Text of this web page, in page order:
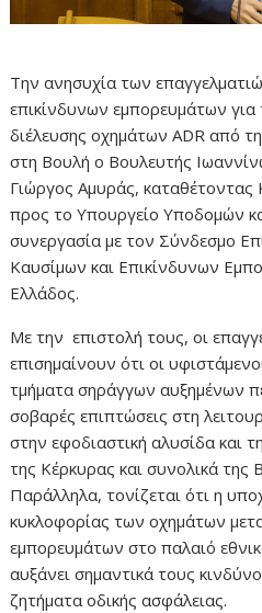
Την ανησυχία των
επικίνδυνων εμπορευμάτων για
διέλευσης οχημάτων ADR από
στη Βουλή ο Βουλευτής
Γιώργος Αμυράς,
προς το Υπουργείο Υποδομών
συνεργασία με τον Σύνδεσμο
Καυσίμων και Επικίνδυνων
Ελλάδος.
Με την επιστολή τους, οι
επισημαίνουν ότι οι
τμήματα σηράγγων αυξημένων
σοβαρές επιπτώσεις στη
στην εφοδιαστική αλυσίδα και
της Κέρκυρας και συνολικά της
Παράλληλα, τονίζεται ότι η
κυκλοφορίας των οχημάτων
εμπορευμάτων στο παλαιό
αυξάνει σημαντικά τους
ζητήματα οδικής ασφάλειας.